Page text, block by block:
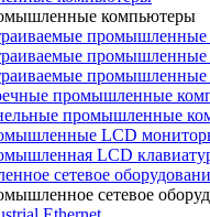
компьютеры
промышленные
промышленные
LCD
LCD
сетевое
сетевое